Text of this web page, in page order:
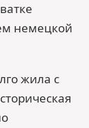
немецкой
жила с